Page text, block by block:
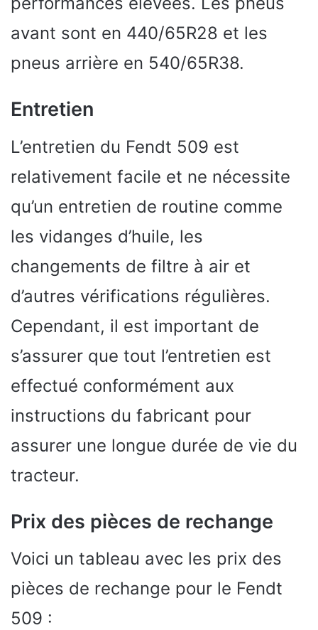
avant sont en 440/65R28 et les
pneus arrière en 540/65R38.
Entretien
L’entretien du Fendt 509 est
relativement facile et ne nécessite
qu’un entretien de routine comme
les vidanges d’huile, les
changements de filtre à air et
d’autres vérifications régulières.
Cependant, il est important de
s’assurer que tout l’entretien est
effectué conformément aux
instructions du fabricant pour
assurer une longue durée de vie du
tracteur.
Prix des pièces de rechange
Voici un tableau avec les prix des
pièces de rechange pour le Fendt
509 :